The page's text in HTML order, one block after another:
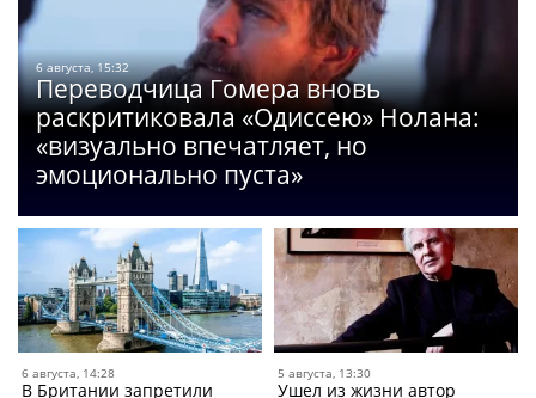
6 августа, 15:32
Переводчица Гомера вновь
раскритиковала «Одиссею» Нолана:
«визуально впечатляет, но
эмоционально пуста»
6 августа, 14:28
В Британии запретили
5 августа, 13:30
Ушел из жизни автор